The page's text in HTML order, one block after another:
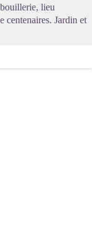
lieu
centenaires. Jardin et